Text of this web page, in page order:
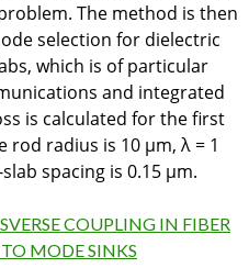
The method is then
selection for dielectric
which is of particular
and integrated
is calculated for the first
radius is 10 µm, λ = 1
spacing is 0.15 µm.
COUPLING IN FIBER
MODE SINKS